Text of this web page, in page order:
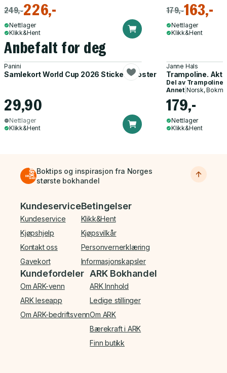
249,-226,-
Nettlager
Klikk&Hent
179,-163,-
Nettlager
Klikk&Hent
Anbefalt for deg
Panini
Samlekort World Cup 2026 Sticker Booster
29,90
Nettlager
Klikk&Hent
Janne Hals
Trampoline.
Del av Trampoline
Annet| Norsk,
179,-
Nettlager
Klikk&Hent
Boktips og inspirasjon fra Norges
største bokhandel
Bunnmeny
Kundeservice
Kundeservice
Kjøpshjelp
Kontakt oss
Gavekort
Betingelser
Klikk&Hent
Kjøpsvilkår
Personvernerklæring
Informasjonskapsler
Kundefordeler
Om ARK-venn
ARK leseapp
Om ARK-bedriftsvenn
ARK Bokhandel
ARK Innhold
Ledige stillinger
Om ARK
Bærekraft i ARK
Finn butikk